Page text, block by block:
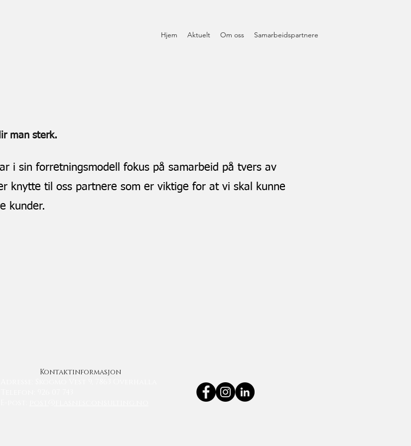
Hjem Aktuelt Om oss Samarbeidspartnere
man sterk.
i sin forretningsmodell fokus på samarbeid på tvers av
knytte til oss partnere som er viktige for at vi skal kunne
kunder.
Kontaktinformasjon